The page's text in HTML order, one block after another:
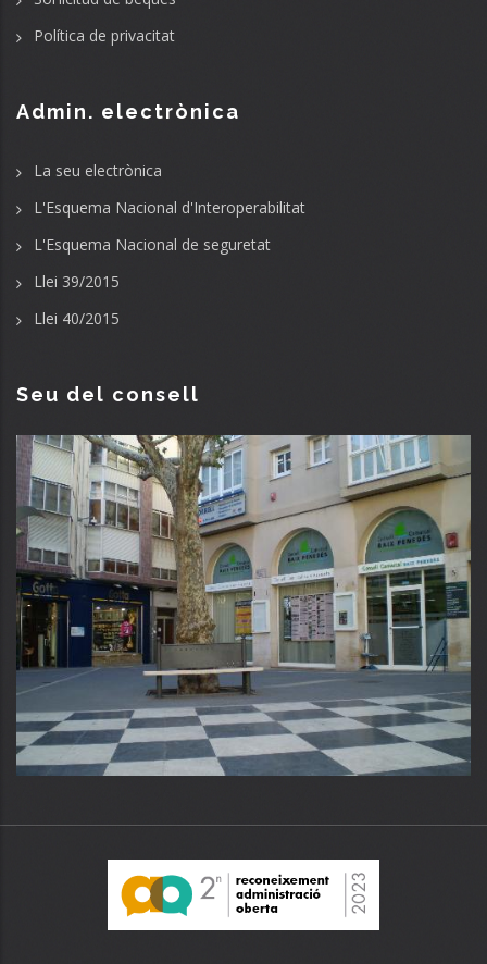
Política de privacitat
Admin. electrònica
La seu electrònica
L'Esquema Nacional d'Interoperabilitat
L'Esquema Nacional de seguretat
Llei 39/2015
Llei 40/2015
Seu del consell